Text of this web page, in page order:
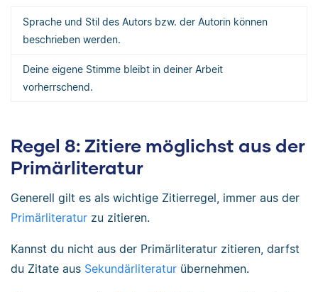
Sprache und Stil des Autors bzw. der Autorin können
beschrieben werden.
Deine eigene Stimme bleibt in deiner Arbeit
vorherrschend.
Regel 8: Zitiere möglichst aus der
Primärliteratur
Generell gilt es als wichtige Zitierregel, immer aus der
Primärliteratur zu zitieren.
Kannst du nicht aus der Primärliteratur zitieren, darfst
du Zitate aus Sekundärliteratur übernehmen.